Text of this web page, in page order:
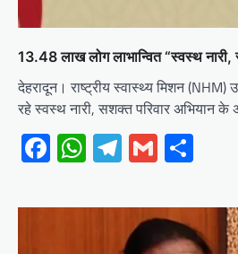
13.48 लाख लोग लाभान्वित “स्वस्थ नारी,
देहरादून। राष्ट्रीय स्वास्थ्य मिशन
रहे स्वस्थ नारी, सशक्त परिवार अभियान
Facebook
WhatsApp
Telegram
Gmail